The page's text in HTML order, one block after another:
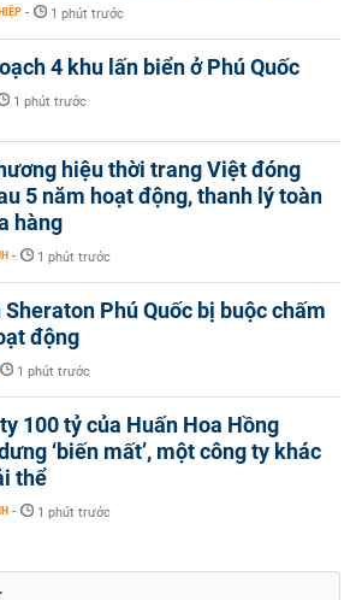
- 1 phút trước
4 khu lấn biển ở Phú Quốc
1 phút trước
hiệu thời trang Việt đóng
5 năm hoạt động, thanh lý toàn
hàng
- 1 phút trước
Sheraton Phú Quốc bị buộc chấm
động
1 phút trước
100 tỷ của Huấn Hoa Hồng
‘biến mất’, một công ty khác
thể
- 1 phút trước